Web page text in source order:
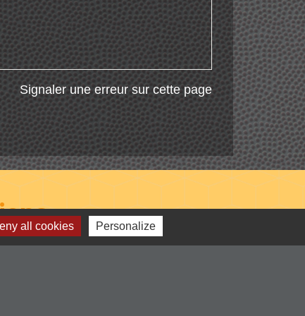
Signaler une erreur sur cette page
all cookies Personalize